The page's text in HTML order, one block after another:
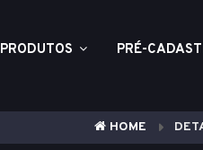
PRODUTOS PRÉ-
HOME